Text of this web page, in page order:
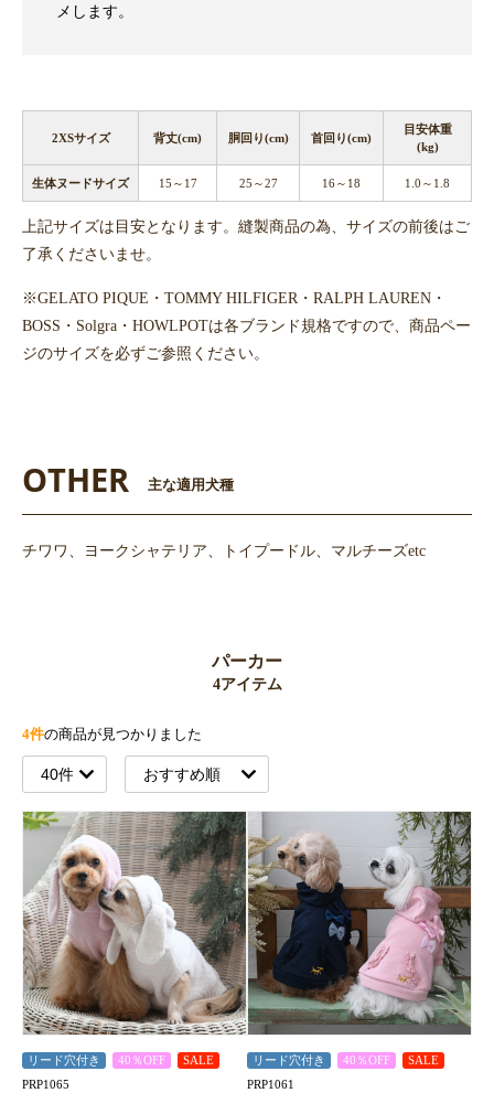
メします。
2XSサイズ 背丈(cm) 胴回り(cm) 首回り(cm)
目安体重
(kg)
生体ヌードサイズ 15～17 25～27 16～18 1.0～1.8
上記サイズは目安となります。縫製商品の為、サイズの前後はご
了承くださいませ。
※GELATO PIQUE・TOMMY HILFIGER・RALPH LAUREN・
BOSS・Solgra・HOWLPOTは各ブランド規格ですので、商品ペー
ジのサイズを必ずご参照ください。
OTHER 主な適用犬種
チワワ、ヨークシャテリア、トイプードル、マルチーズetc
パーカー
4アイテム
4件の商品が見つかりました
リード穴付き 40％OFF SALE
PRP1065
リード穴付き 40％OFF SALE
PRP1061